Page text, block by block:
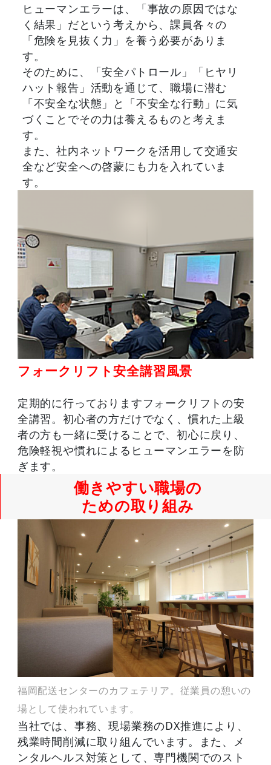
ヒューマンエラーは、「事故の原因ではな
く結果」だという考えから、課員各々の
「危険を見抜く力」を養う必要がありま
す。
そのために、「安全パトロール」「ヒヤリ
ハット報告」活動を通じて、職場に潜む
「不安全な状態」と「不安全な行動」に気
づくことでその力は養えるものと考えま
す。
また、社内ネットワークを活用して交通安
全など安全への啓蒙にも力を入れていま
す。
フォークリフト安全講習風景
定期的に行っておりますフォークリフトの安
全講習。初心者の方だけでなく、慣れた上級
者の方も一緒に受けることで、初心に戻り、
危険軽視や慣れによるヒューマンエラーを防
ぎます。
働きやすい職場の
ための取り組み
当社では、事務、現場業務のDX推進により、
残業時間削減に取り組んでいます。また、メ
ンタルヘルス対策として、専門機関でのスト
福岡配送センターのカフェテリア。従業員の憩いの
場として使われています。